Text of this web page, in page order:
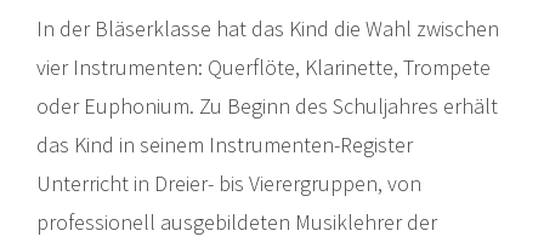
In der Bläserklasse hat das Kind die Wahl zwischen
vier Instrumenten: Querflöte, Klarinette, Trompete
oder Euphonium. Zu Beginn des Schuljahres erhält
das Kind in seinem Instrumenten-Register
Unterricht in Dreier- bis Vierergruppen, von
professionell ausgebildeten Musiklehrer der